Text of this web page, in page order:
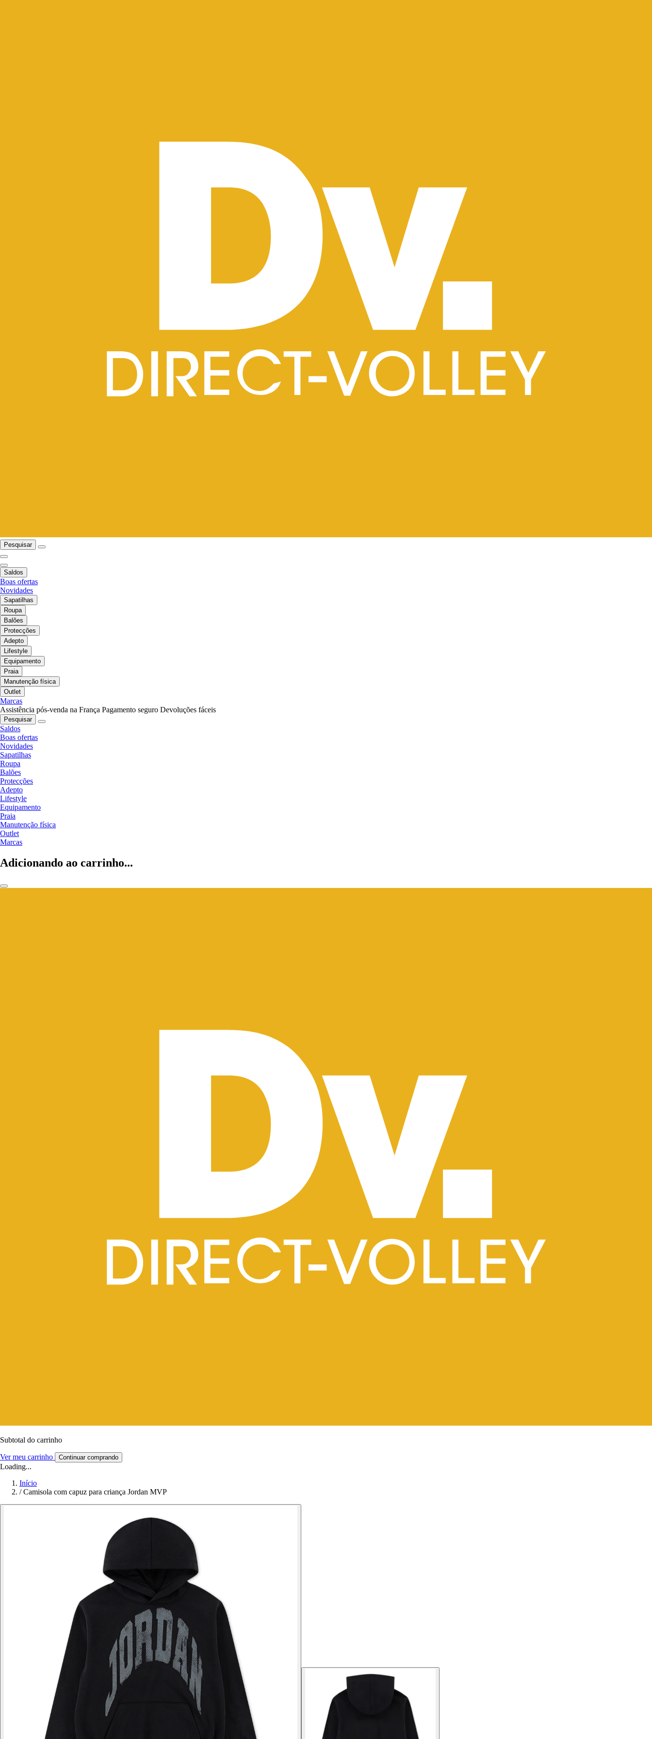
Pesquisar
Saldos
Boas ofertas
Novidades
Sapatilhas
Roupa
Balões
Protecções
Adepto
Lifestyle
Equipamento
Praia
Manutenção física
Outlet
Marcas
Assistência pós-venda na França Pagamento seguro Devoluções fáceis
Pesquisar
Saldos
Boas ofertas
Novidades
Sapatilhas
Roupa
Balões
Protecções
Adepto
Lifestyle
Equipamento
Praia
Manutenção física
Outlet
Marcas
Adicionando ao carrinho...
Subtotal do carrinho
Ver meu carrinho Continuar comprando
Loading...
Início
/ Camisola com capuz para criança Jordan MVP